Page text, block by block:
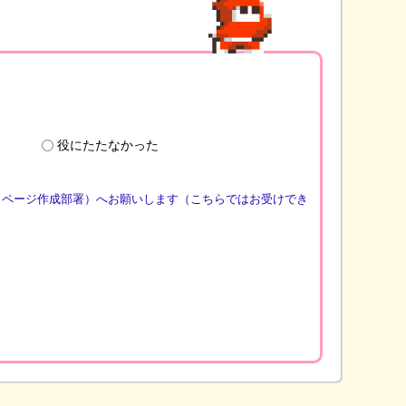
役にたたなかった
ージ作成部署）へお願いします（こちらではお受けでき